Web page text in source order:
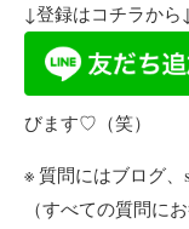
↓登録はコチラから
びます♡（笑）
※ 質問にはブログ、
（すべての質問に